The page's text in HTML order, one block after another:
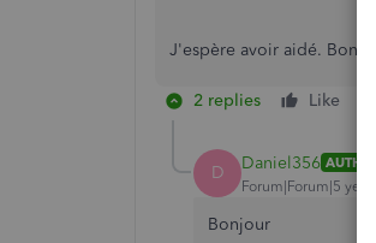
J'espère avoir aidé. Bonne
2 replies Like
D Daniel356 AUTHOR
Forum|Forum|5 years
Bonjour